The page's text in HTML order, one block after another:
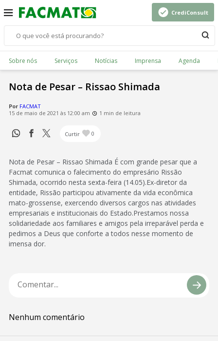
CrediConsult
Sobre nós Serviços Notícias Imprensa Agenda
Nota de Pesar – Rissao Shimada
Por FACMAT
15 de maio de 2021 às 12:00 am
1 min de leitura
Curtir 0
Nota de Pesar – Rissao Shimada É com grande pesar que a
Facmat comunica o falecimento do empresário Rissão
Shimada, ocorrido nesta sexta-feira (14.05).Ex-diretor da
entidade, Rissão participou ativamente da vida econômica
mato-grossense, exercendo diversos cargos nas atividades
empresariais e institucionais do Estado.Prestamos nossa
solidariedade aos familiares e amigos pela irreparável perda e
pedimos a Deus que conforte a todos nesse momento de
imensa dor.
Nenhum comentário